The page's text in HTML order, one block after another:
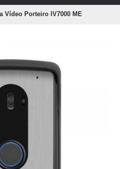
Vídeo Porteiro IV7000 ME